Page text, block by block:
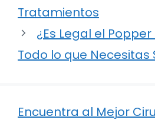
Tratamientos
¿Es Legal el
Todo lo que Necesitas
Encuentra al Mejor